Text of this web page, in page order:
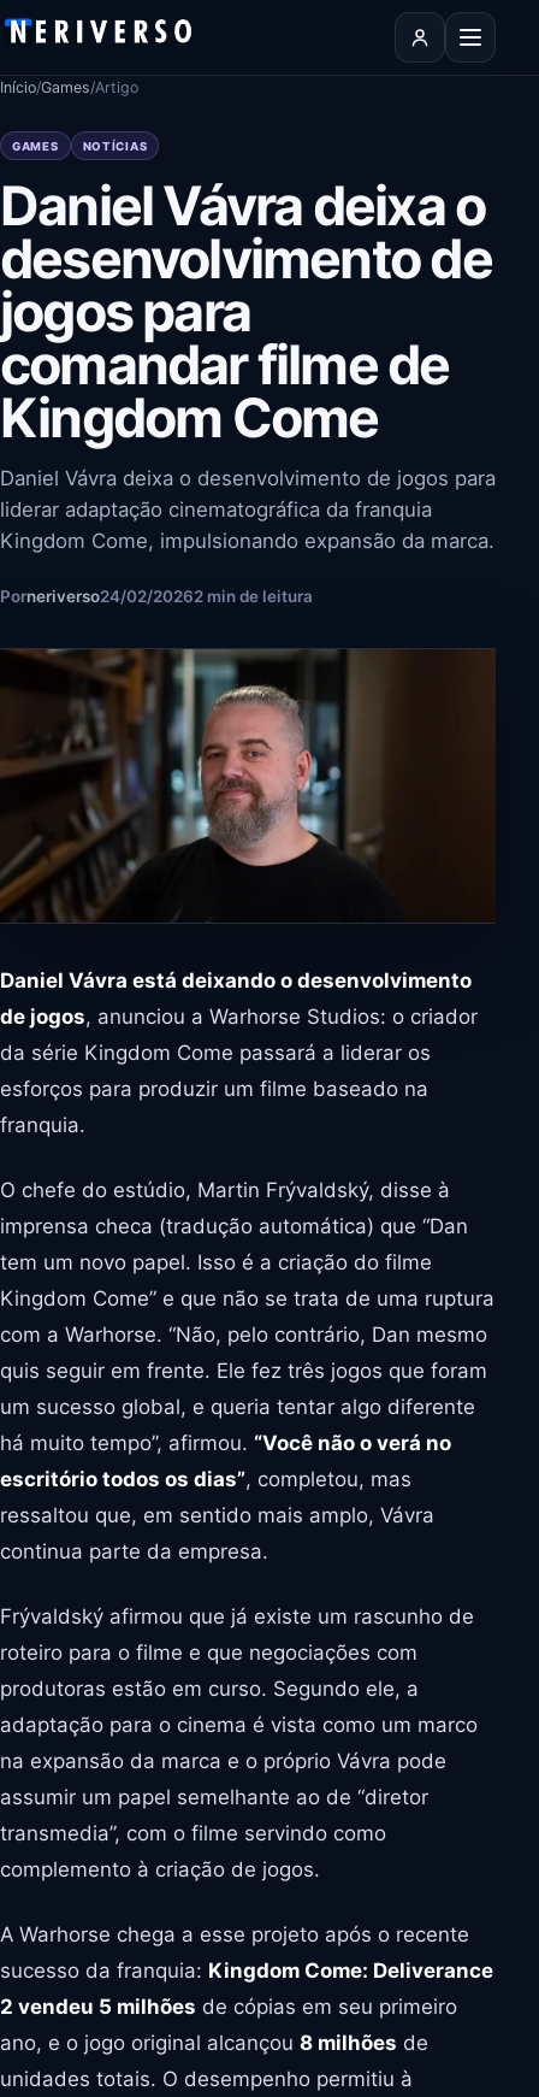
Pular para o conteúdo
Abrir
Início/Games/Artigo
GAMES NOTÍCIAS
Daniel Vávra deixa o
desenvolvimento de
jogos para
comandar filme de
Kingdom Come
Daniel Vávra deixa o desenvolvimento de jogos para
liderar adaptação cinematográfica da franquia
Kingdom Come, impulsionando expansão da marca.
Porneriverso24/02/20262 min de leitura
Daniel Vávra está deixando o desenvolvimento
de jogos, anunciou a Warhorse Studios: o criador
da série Kingdom Come passará a liderar os
esforços para produzir um filme baseado na
franquia.
O chefe do estúdio, Martin Frývaldský, disse à
imprensa checa (tradução automática) que “Dan
tem um novo papel. Isso é a criação do filme
Kingdom Come” e que não se trata de uma ruptura
com a Warhorse. “Não, pelo contrário, Dan mesmo
quis seguir em frente. Ele fez três jogos que foram
um sucesso global, e queria tentar algo diferente
há muito tempo”, afirmou. “Você não o verá no
escritório todos os dias”, completou, mas
ressaltou que, em sentido mais amplo, Vávra
continua parte da empresa.
Frývaldský afirmou que já existe um rascunho de
roteiro para o filme e que negociações com
produtoras estão em curso. Segundo ele, a
adaptação para o cinema é vista como um marco
na expansão da marca e o próprio Vávra pode
assumir um papel semelhante ao de “diretor
transmedia”, com o filme servindo como
complemento à criação de jogos.
A Warhorse chega a esse projeto após o recente
sucesso da franquia: Kingdom Come: Deliverance
2 vendeu 5 milhões de cópias em seu primeiro
ano, e o jogo original alcançou 8 milhões de
unidades totais. O desempenho permitiu à